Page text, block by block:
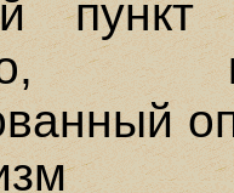
пункт